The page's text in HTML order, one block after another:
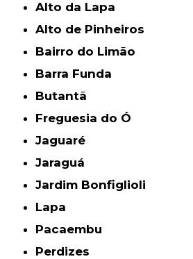
Alto da Lapa
Alto de Pinheiros
Bairro do Limão
Barra Funda
Butantã
Freguesia do Ó
Jaguaré
Jaraguá
Jardim Bonfiglioli
Lapa
Pacaembu
Perdizes